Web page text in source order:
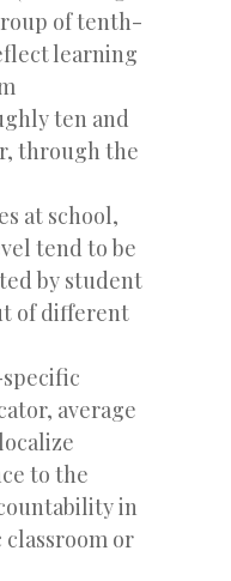
of tenth-
learning
ten and
through the
at school,
tend to be
by student
of different
average
to the
in
classroom or